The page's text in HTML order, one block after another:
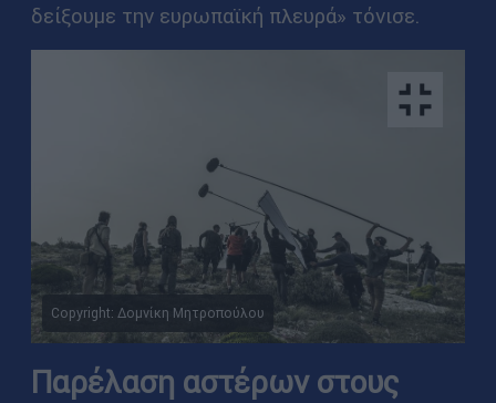
δείξουμε την ευρωπαϊκή πλευρά» τόνισε.
Copyright: Δομνίκη Μητροπούλου
Παρέλαση αστέρων στους